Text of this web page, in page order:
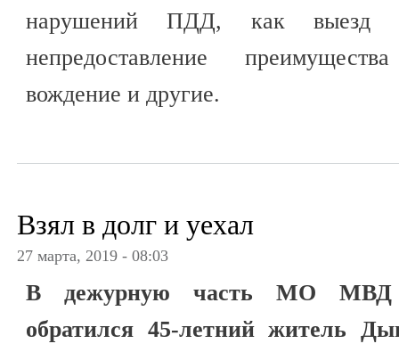
нарушений ПДД, как выезд
непредоставление
вождение и другие.
Взял в долг и уехал
27 марта, 2019 - 08:03
В дежурную часть МО МВД
обратился 45-летний житель